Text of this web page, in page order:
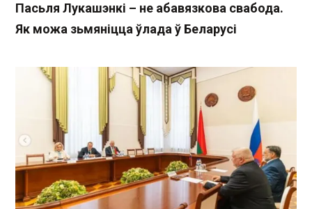
Пасьля Лукашэнкі – не абавязкова свабода.
Як можа зьмяніцца ўлада ў Беларусі